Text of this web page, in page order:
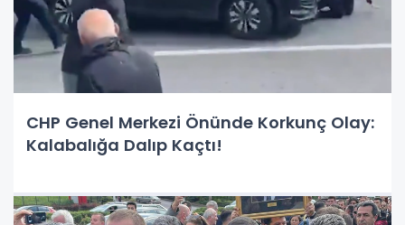
CHP Genel Merkezi Önünde Korkunç Olay:
Kalabalığa Dalıp Kaçtı!